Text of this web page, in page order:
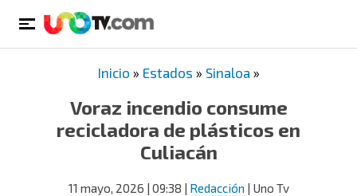
Inicio » Estados » Sinaloa »
Voraz incendio consume
recicladora de plásticos en
Culiacán
11 mayo, 2026 | 09:38 | Redacción | Uno Tv